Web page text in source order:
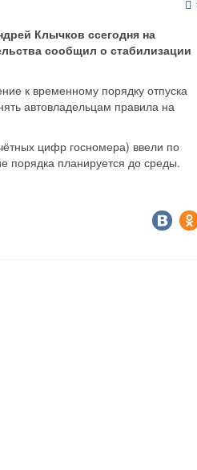
Клычков ссегодня на
сообщил о стабилизации
к временному порядку отпуска
автовладельцам правила на
цифр госномера) ввели по
порядка планируется до среды.